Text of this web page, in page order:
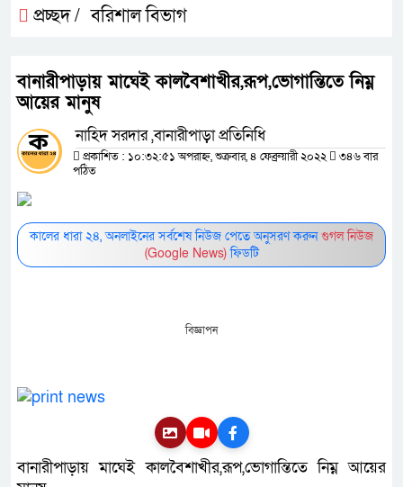
প্রচ্ছদ / বরিশাল বিভাগ
বানারীপাড়ায় মাঘেই কালবৈশাখীর,রূপ,ভোগান্তিতে নিম্ন
আয়ের মানুষ
নাহিদ সরদার ,বানারীপাড়া প্রতিনিধি
প্রকাশিত : ১০:৩২:৫১ অপরাহ্ন, শুক্রবার, ৪ ফেব্রুয়ারী ২০২২
৩৪৬ বার
পঠিত
কালের ধারা ২৪, অনলাইনের সর্বশেষ নিউজ পেতে অনুসরণ করুনগুগল নিউজ
(Google News)ফিডটি
বিজ্ঞাপন
বানারীপাড়ায় মাঘেই কালবৈশাখীর,রূপ,ভোগান্তিতে নিম্ন আয়ের